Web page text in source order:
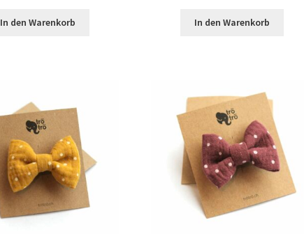
In den Warenkorb In den Warenkorb